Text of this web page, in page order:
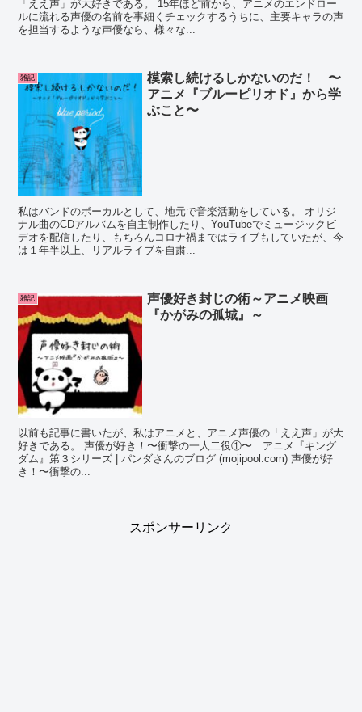
「ええ声」が大好きである。 15年ほど前から、アニメのエンドロー
ルに流れる声優の名前を事細くチェックするうちに、主要キャラの声
を担当するような声優なら、様々な...
雑記
模索し続けるしかないのだ！ 〜
アニメ『ブルーピリオド』から学
ぶこと〜
私はバンドのボーカルとして、地元で音楽活動をしている。 オリジ
ナル曲のCDアルバムを自主制作したり、YouTubeでミュージックビ
デオを配信したり、もちろんコロナ禍まではライブもしていたが、今
は１年半以上、リアルライブを自粛...
雑記
声優好き封じの術～アニメ映画
『かがみの孤城』～
以前も記事に書いたが、私はアニメと、アニメ声優の「ええ声」が大
好きである。 声優が好き！〜衝撃の一人二役①〜 アニメ『キング
ダム』第３シリーズ | パンダさんのブログ (mojipool.com) 声優が好
き！〜衝撃の...
スポンサーリンク